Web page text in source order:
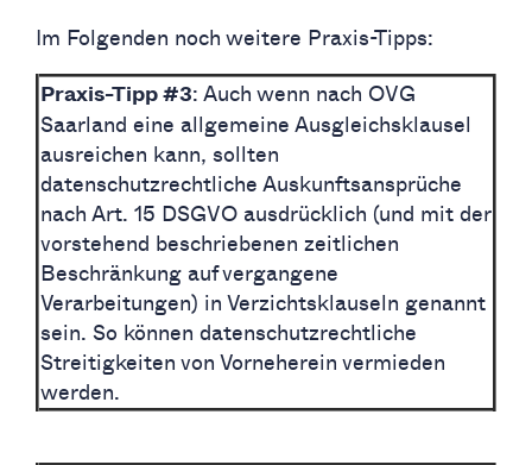
Im Folgenden noch weitere Praxis-Tipps:
Praxis-Tipp #3: Auch wenn nach OVG
Saarland eine allgemeine Ausgleichsklausel
ausreichen kann, sollten
datenschutzrechtliche Auskunftsansprüche
nach Art. 15 DSGVO ausdrücklich (und mit der
vorstehend beschriebenen zeitlichen
Beschränkung auf vergangene
Verarbeitungen) in Verzichtsklauseln genannt
sein. So können datenschutzrechtliche
Streitigkeiten von Vorneherein vermieden
werden.